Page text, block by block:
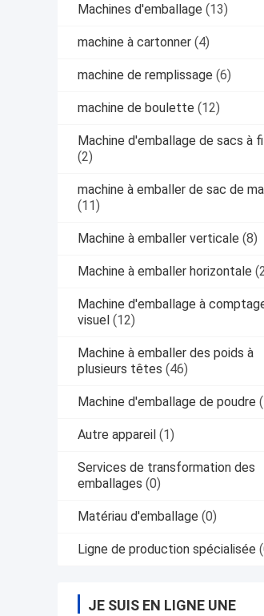
Machines d'emballage (13)
machine à cartonner (4)
machine de remplissage (6)
machine de boulette (12)
Machine d'emballage de sacs à
(2)
machine à emballer de sac de
(11)
Machine à emballer verticale (8)
Machine à emballer horizontale
Machine d'emballage à
visuel (12)
Machine à emballer des poids à
plusieurs têtes (46)
Machine d'emballage de poudre
Autre appareil (1)
Services de transformation des
emballages (0)
Matériau d'emballage (0)
Ligne de production spécialisée
JE SUIS EN LIGNE UNE